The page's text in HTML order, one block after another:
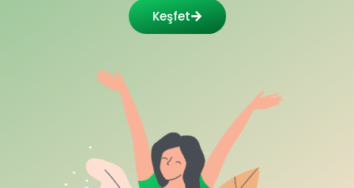
Keşfet